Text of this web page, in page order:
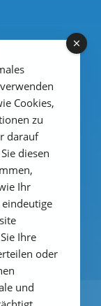
Cookies,
zu
darauf
diesen
Ihr
Ihre
oder
und